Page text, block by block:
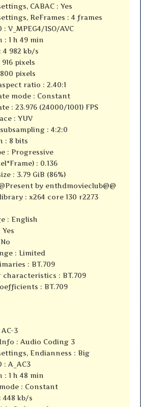
CABAC : Yes
ReFrames : 4 frames
: V_MPEG4/ISO/AVC
: 1 h 49 min
982 kb/s
pixels
pixels
ratio : 2.40:1
mode : Constant
: 23.976 (24000/1001) FPS
: YUV
: 4:2:0
: 8 bits
: Progressive
: 0.136
: 3.79 GiB (86%)
by enthdmovieclub@@
: x264 core 130 r2273
: English
: Limited
: BT.709
characteristics : BT.709
: BT.709
3
: Audio Coding 3
Endianness : Big
: A_AC3
: 1 h 48 min
: Constant
448 kb/s